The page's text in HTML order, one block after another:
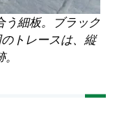
う細板。ブラック
トレースは、縦